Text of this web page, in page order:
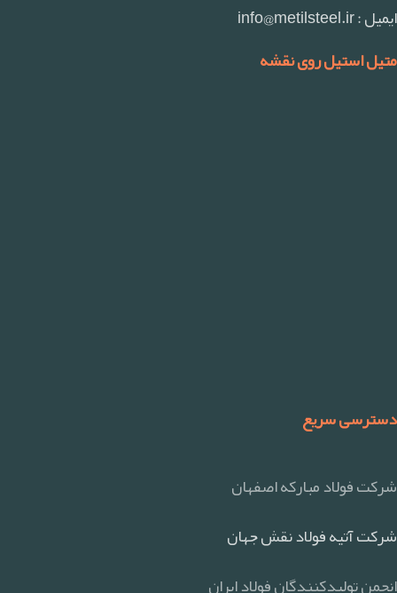
ایمیل : info@metilsteel.ir
متیل استیل روی نقشه
دسترسی سریع
شرکت فولاد مبارکه اصفهان
شرکت آتیه فولاد نقش جهان
انجمن تولیدکنندگان فولاد ایران